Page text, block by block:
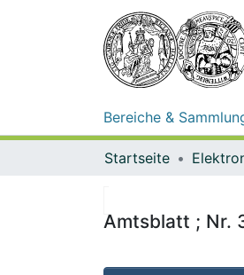
Bereiche &
Startseite
Amtsblatt ; Nr.